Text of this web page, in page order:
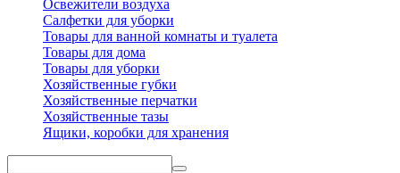
Освежители воздуха
Салфетки для уборки
Товары для ванной комнаты и туалета
Товары для дома
Товары для уборки
Хозяйственные губки
Хозяйственные перчатки
Хозяйственные тазы
Ящики, коробки для хранения